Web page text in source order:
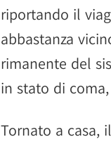
riportando il
abbastanza
rimanente del
in stato di
Tornato a casa,